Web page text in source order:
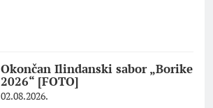
Okončan Ilindanski sabor „Borike
2026“ [FOTO]
02.08.2026.